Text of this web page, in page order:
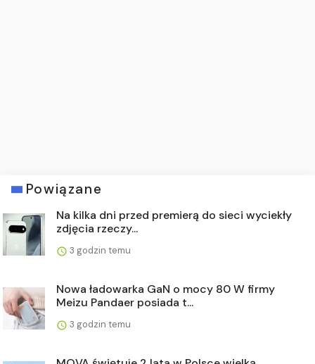
Powiązane
Na kilka dni przed premierą do sieci wyciekły
zdjęcia rzeczy...
3 godzin temu
Nowa ładowarka GaN o mocy 80 W firmy
Meizu Pandaer posiada t...
3 godzin temu